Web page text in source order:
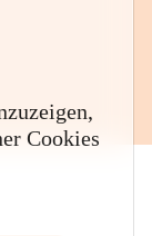
Cookies